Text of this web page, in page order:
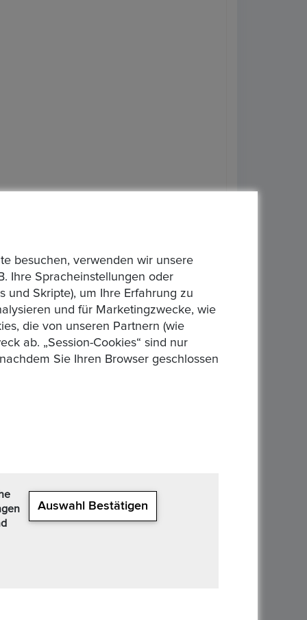
besuchen, verwenden wir unsere
Ihre Spracheinstellungen oder
und Skripte), um Ihre Erfahrung zu
und für Marketingzwecke, wie
die von unseren Partnern (wie
ab. „Session-Cookies“ sind nur
Sie Ihren Browser geschlossen
Auswahl Bestätigen